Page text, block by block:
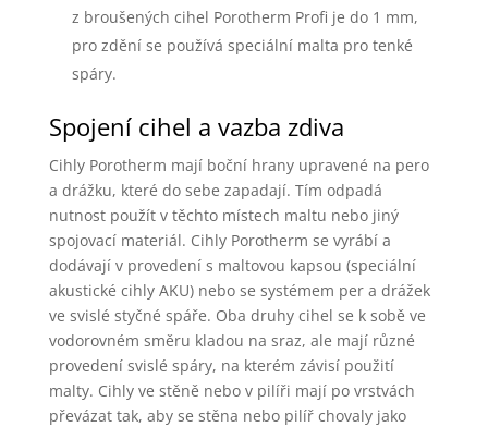
z broušených cihel Porotherm Profi je do 1 mm,
pro zdění se používá speciální malta pro tenké
spáry.
Spojení cihel a vazba zdiva
Cihly Porotherm mají boční hrany upravené na pero
a drážku, které do sebe zapadají. Tím odpadá
nutnost použít v těchto místech maltu nebo jiný
spojovací materiál. Cihly Porotherm se vyrábí a
dodávají v provedení s maltovou kapsou (speciální
akustické cihly AKU) nebo se systémem per a drážek
ve svislé styčné spáře. Oba druhy cihel se k sobě ve
vodorovném směru kladou na sraz, ale mají různé
provedení svislé spáry, na kterém závisí použití
malty. Cihly ve stěně nebo v pilíři mají po vrstvách
převázat tak, aby se stěna nebo pilíř chovaly jako